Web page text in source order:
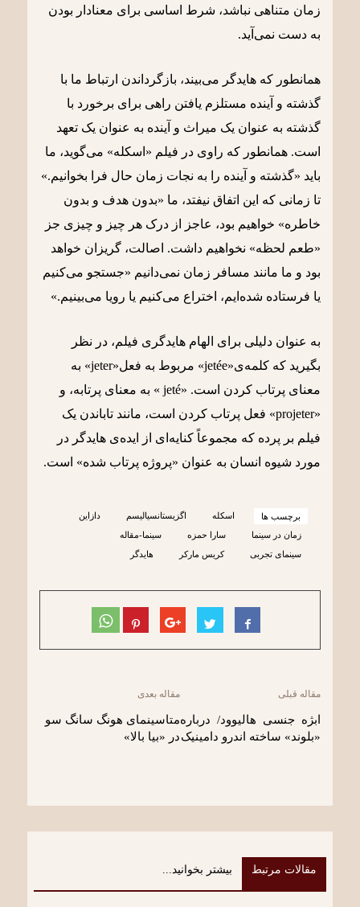
زمان متناهی نباشد، شرط اساسی برای معنادار بودن
به دست نمی‌آید.
همانطور که هایدگر می‌بیند، بازگرداندن ارتباط ما با
گذشته و آینده مستلزم یافتن راهی برای برخورد با
گذشته به عنوان یک میراث و آینده به عنوان یک تعهد
است. همانطور که راوی در فیلم «اسکله» می‌گوید، ما
باید «گذشته و آینده را به نجات زمان حال فرا بخوانیم.»
تا زمانی که این اتفاق نیفتد، ما «بدون هدف و بدون
خاطره» خواهیم بود، عاجز از درک هر چیز و چیزی جز
«طعم لحظه» نخواهیم داشت. اصالت، گریزان خواهد
بود و ما مانند مسافر زمان نمی‌دانیم «جستجو می‌کنیم
یا فرستاده شده‌ایم، اختراع می‌کنیم یا رویا می‌بینیم.»
به عنوان دلیلی برای الهام هایدگری فیلم، در نظر
بگیرید که کلمه‌ی«jetée» مربوط به فعل«jeter» به
معنای پرتاب کردن است. «jeté » به معنای پرتابه، و
«projeter» فعل پرتاب کردن است، مانند تاباندن یک
فیلم بر پرده که مجموعاً کنایه‌ای از ایده‌ی هایدگر در
مورد شیوه انسان به عنوان «پروژه پرتاب شده» است.
برچسب ها اسکله اگزیستانسیالیسم
دازاین
زمان در سینما
سارا حمزه
سینما-مقاله
سینمای تجربی
کریس مارکر هایدگر
مقاله قبلی
ابژه جنسی هالیوود/ درباره
«بلوند» ساخته اندرو دامینیک
مقاله بعدی
متاسینمای هونگ سانگ سو
در «بیا بالا»
مقالات مرتبط بیشتر بخوانید...